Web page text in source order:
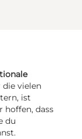
vielen
ist
hoffen, dass
du